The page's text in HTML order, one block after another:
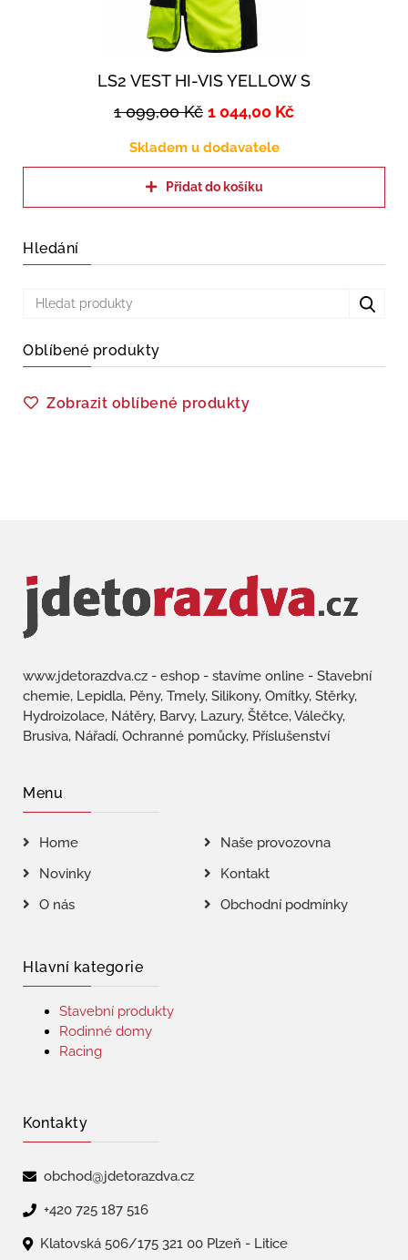
LS2 VEST HI-VIS YELLOW S
1 099,00Kč 1 044,00 Kč
Skladem u dodavatele
Přidat do košíku
Hledání
Oblíbené produkty
Zobrazit oblíbené produkty
www.jdetorazdva.cz - eshop - stavíme online - Stavební
chemie, Lepidla, Pěny, Tmely, Silikony, Omítky, Stěrky,
Hydroizolace, Nátěry, Barvy, Lazury, Štětce, Válečky,
Brusiva, Nářadí, Ochranné pomůcky, Příslušenství
Menu
Home
Naše provozovna
Novinky
Kontakt
O nás
Obchodní podmínky
Hlavní kategorie
Stavební produkty
Rodinné domy
Racing
Kontakty
obchod@jdetorazdva.cz
+420 725 187 516
Klatovská 506/175 321 00 Plzeň - Litice